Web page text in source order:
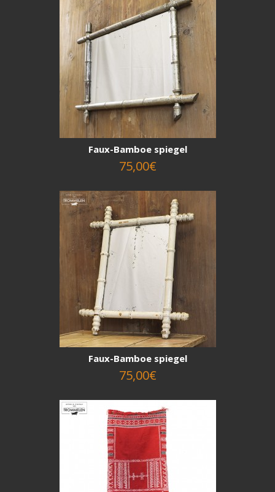
Faux-Bamboe spiegel
75,00€
Faux-Bamboe spiegel
75,00€